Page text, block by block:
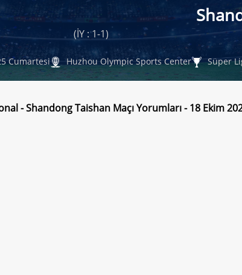
(İY : 1-1)
Cumartesi Huzhou Olympic Sports Center Süper
- Shandong Taishan Maçı Yorumları - 18 Ekim